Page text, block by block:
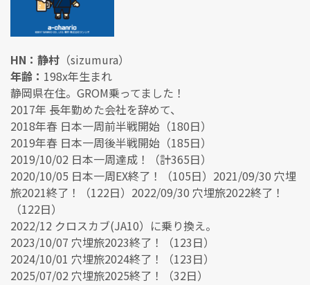
HN：静村 （sizumura）
年齢： 198x年生まれ
静岡県在住。GROM乗ってました！
2017年 長年勤めた会社を辞めて、
2018年春 日本一周前半戦開始（180日）
2019年春 日本一周後半戦開始（185日）
2019/10/02 日本一周達成！（計365日）
2020/10/05 日本一周EX終了！（105日）2021/09/30 穴埋
旅2021終了！（122日）2022/09/30 穴埋旅2022終了！
（122日）
2022/12 クロスカブ(JA10）に乗り換え。
2023/10/07 穴埋旅2023終了！（123日）
2024/10/01 穴埋旅2024終了！（123日）
2025/07/02 穴埋旅2025終了！（32日）